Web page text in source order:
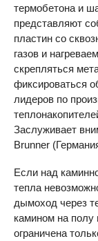
термобетона и
представляют
пластин со
газов и
скрепляться
фиксироваться
лидеров по
Заслуживает
Brunner
Если над
тепла
дымоход через
камином на
ограничена